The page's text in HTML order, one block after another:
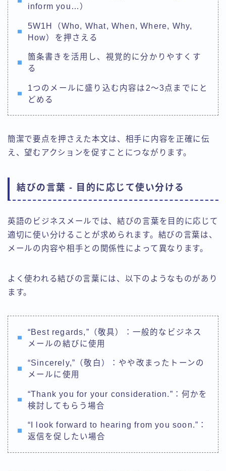
inform you…）
5W1H（Who, What, When, Where, Why,
How）を押さえる
箇条書きを活用し、視覚的に分かりやすくす
る
1つのメールに盛り込む内容は2～3点までにと
どめる
簡潔で要点を押さえた本文は、相手に内容を正確に伝
え、望むアクションを促すことにつながります。
結びの言葉 - 目的に応じて使い分ける
英語のビジネスメールでは、結びの言葉を目的に応じて
適切に使い分けることが求められます。結びの言葉は、
メールの内容や相手との関係性によって異なります。
よく使われる結びの言葉には、以下のようなものがあり
ます。
“Best regards,”（敬具）：一般的なビジネス
メールの結びに使用
“Sincerely,”（敬白）：やや改まったトーンの
メールに使用
“Thank you for your consideration.”：何かを
検討してもらう場合
“I look forward to hearing from you soon.”：
返信を促したい場合